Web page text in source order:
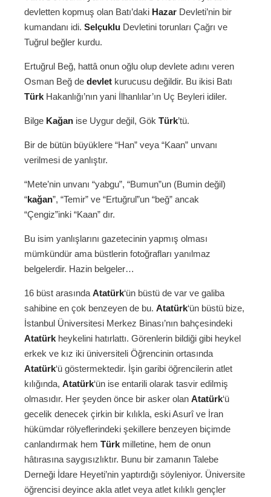
devletten kopmuş olan Batı’daki Hazar Devleti’nin bir
kumandanı idi. Selçuklu Devletini torunları Çağrı ve
Tuğrul beğler kurdu.
Ertuğrul Beğ, hattâ onun oğlu olup devlete adını veren
Osman Beğ de devlet kurucusu değildir. Bu ikisi Batı
Türk Hakanlığı’nın yani İlhanlılar’ın Uç Beyleri idiler.
Bilge Kağan ise Uygur değil, Gök Türk’tü.
Bir de bütün büyüklere “Han” veya “Kaan” unvanı
verilmesi de yanlıştır.
“Mete’nin unvanı “yabgu”, “Bumun”un (Bumin değil)
“kağan”, “Temir” ve “Ertuğrul”un “beğ” ancak
“Çengiz”inki “Kaan” dır.
Bu isim yanlışlarını gazetecinin yapmış olması
mümkündür ama büstlerin fotoğrafları yanılmaz
belgelerdir. Hazin belgeler…
16 büst arasında Atatürk‘ün büstü de var ve galiba
sahibine en çok benzeyen de bu. Atatürk‘ün büstü bize,
İstanbul Üniversitesi Merkez Binası’nın bahçesindeki
Atatürk heykelini hatırlattı. Görenlerin bildiği gibi heykel
erkek ve kız iki üniversiteli Öğrencinin ortasında
Atatürk‘ü göstermektedir. İşin garibi öğrencilerin atlet
kılığında, Atatürk‘ün ise entarili olarak tasvir edilmiş
olmasıdır. Her şeyden önce bir asker olan Atatürk‘ü
gecelik denecek çirkin bir kılıkla, eski Asurî ve İran
hükümdar rölyeflerindeki şekillere benzeyen biçimde
canlandırmak hem Türk milletine, hem de onun
hâtırasına saygısızlıktır. Bunu bir zamanın Talebe
Derneği İdare Heyeti’nin yaptırdığı söyleniyor. Üniversite
öğrencisi deyince akla atlet veya atlet kılıklı gençler